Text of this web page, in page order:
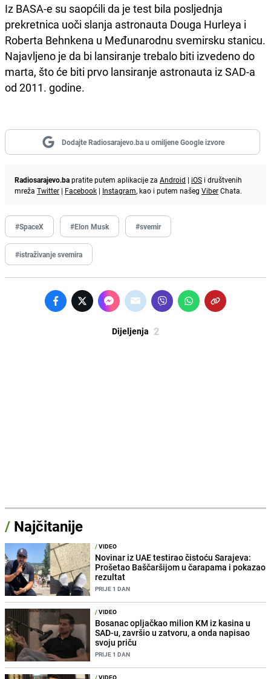
Iz BASA-e su saopćili da je test bila posljednja
prekretnica uoči slanja astronauta Douga Hurleya i
Roberta Behnkena u Međunarodnu svemirsku stanicu.
Najavljeno je da bi lansiranje trebalo biti izvedeno do
marta, što će biti prvo lansiranje astronauta iz SAD-a
od 2011. godine.
Dodajte Radiosarajevo.ba u omiljene Google izvore
Radiosarajevo.bapratite putem aplikacije za Android | iOS i društvenih
mreža Twitter | Facebook | Instagram, kao i putem našeg ViberChata.
#SpaceX #Elon Musk #svemir
#istraživanje svemira
Dijeljenja 2
/ Najčitanije
/VIDEO
Novinar iz UAE testirao čistoću Sarajeva:
Prošetao Baščaršijom u čarapama i pokazao
rezultat
PRIJE 1 DAN
/VIDEO
Bosanac opljačkao milion KM iz kasina u
SAD-u, završio u zatvoru, a onda napisao
svoju priču
PRIJE 1 DAN
/VIDEO